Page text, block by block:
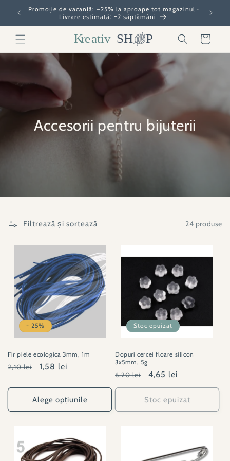
Salt la
conținut
Promoție de vacanță: –25% la aproape tot magazinul ·
Livrare estimată: ~2 săptămâni
Coș
Accesorii pentru bijuterii
Filtrează și sortează 24 produse
- 25%
Fir piele ecologica 3mm, 1m
Preț
2,10 lei
Preț
1,58 lei
Alege opțiunile
Stoc epuizat
Dopuri cercei floare silicon
3x5mm, 5g
Preț
obișnuit
6,20 lei
Preț
redus
4,65 lei
Stoc epuizat